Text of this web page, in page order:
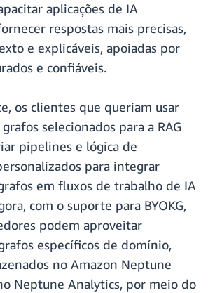
aplicações de IA
respostas mais precisas,
e explicáveis, apoiadas por
e confiáveis.
os clientes que queriam usar
selecionados para a RAG
pipelines e lógica de
para integrar
em fluxos de trabalho de IA
com o suporte para BYOKG,
podem aproveitar
específicos de domínio,
no Amazon Neptune
Neptune Analytics, por meio do